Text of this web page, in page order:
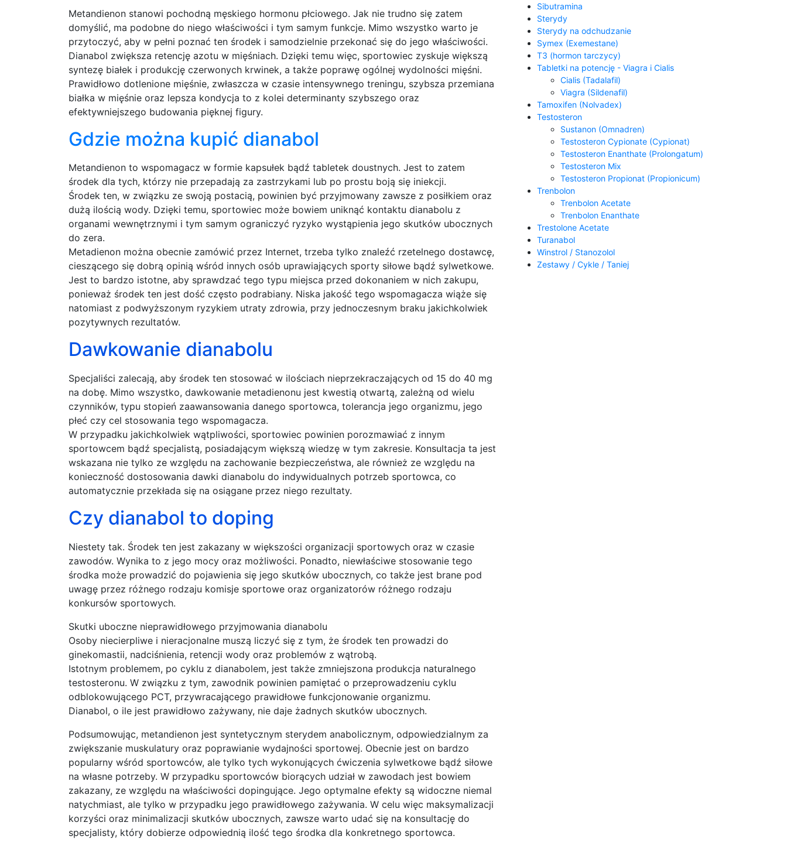
Metandienon stanowi pochodną męskiego hormonu płciowego. Jak nie trudno się zatem
domyślić, ma podobne do niego właściwości i tym samym funkcje. Mimo wszystko warto je
przytoczyć, aby w pełni poznać ten środek i samodzielnie przekonać się do jego właściwości.
Dianabol zwiększa retencję azotu w mięśniach. Dzięki temu więc, sportowiec zyskuje większą
syntezę białek i produkcję czerwonych krwinek, a także poprawę ogólnej wydolności mięśni.
Prawidłowo dotlenione mięśnie, zwłaszcza w czasie intensywnego treningu, szybsza przemiana
białka w mięśnie oraz lepsza kondycja to z kolei determinanty szybszego oraz
efektywniejszego budowania pięknej figury.
Gdzie można kupić dianabol
Metandienon to wspomagacz w formie kapsułek bądź tabletek doustnych. Jest to zatem
środek dla tych, którzy nie przepadają za zastrzykami lub po prostu boją się iniekcji.
Środek ten, w związku ze swoją postacią, powinien być przyjmowany zawsze z posiłkiem oraz
dużą ilością wody. Dzięki temu, sportowiec może bowiem uniknąć kontaktu dianabolu z
organami wewnętrznymi i tym samym ograniczyć ryzyko wystąpienia jego skutków ubocznych
do zera.
Metadienon można obecnie zamówić przez Internet, trzeba tylko znaleźć rzetelnego dostawcę,
cieszącego się dobrą opinią wśród innych osób uprawiających sporty siłowe bądź sylwetkowe.
Jest to bardzo istotne, aby sprawdzać tego typu miejsca przed dokonaniem w nich zakupu,
ponieważ środek ten jest dość często podrabiany. Niska jakość tego wspomagacza wiąże się
natomiast z podwyższonym ryzykiem utraty zdrowia, przy jednoczesnym braku jakichkolwiek
pozytywnych rezultatów.
Dawkowanie dianabolu
Specjaliści zalecają, aby środek ten stosować w ilościach nieprzekraczających od 15 do 40 mg
na dobę. Mimo wszystko, dawkowanie metadienonu jest kwestią otwartą, zależną od wielu
czynników, typu stopień zaawansowania danego sportowca, tolerancja jego organizmu, jego
płeć czy cel stosowania tego wspomagacza.
W przypadku jakichkolwiek wątpliwości, sportowiec powinien porozmawiać z innym
sportowcem bądź specjalistą, posiadającym większą wiedzę w tym zakresie. Konsultacja ta jest
wskazana nie tylko ze względu na zachowanie bezpieczeństwa, ale również ze względu na
konieczność dostosowania dawki dianabolu do indywidualnych potrzeb sportowca, co
automatycznie przekłada się na osiągane przez niego rezultaty.
Czy dianabol to doping
Niestety tak. Środek ten jest zakazany w większości organizacji sportowych oraz w czasie
zawodów. Wynika to z jego mocy oraz możliwości. Ponadto, niewłaściwe stosowanie tego
środka może prowadzić do pojawienia się jego skutków ubocznych, co także jest brane pod
uwagę przez różnego rodzaju komisje sportowe oraz organizatorów różnego rodzaju
konkursów sportowych.
Skutki uboczne nieprawidłowego przyjmowania dianabolu
Osoby niecierpliwe i nieracjonalne muszą liczyć się z tym, że środek ten prowadzi do
ginekomastii, nadciśnienia, retencji wody oraz problemów z wątrobą.
Istotnym problemem, po cyklu z dianabolem, jest także zmniejszona produkcja naturalnego
testosteronu. W związku z tym, zawodnik powinien pamiętać o przeprowadzeniu cyklu
odblokowującego PCT, przywracającego prawidłowe funkcjonowanie organizmu.
Dianabol, o ile jest prawidłowo zażywany, nie daje żadnych skutków ubocznych.
Podsumowując, metandienon jest syntetycznym sterydem anabolicznym, odpowiedzialnym za
zwiększanie muskulatury oraz poprawianie wydajności sportowej. Obecnie jest on bardzo
popularny wśród sportowców, ale tylko tych wykonujących ćwiczenia sylwetkowe bądź siłowe
na własne potrzeby. W przypadku sportowców biorących udział w zawodach jest bowiem
zakazany, ze względu na właściwości dopingujące. Jego optymalne efekty są widoczne niemal
natychmiast, ale tylko w przypadku jego prawidłowego zażywania. W celu więc maksymalizacji
korzyści oraz minimalizacji skutków ubocznych, zawsze warto udać się na konsultację do
specjalisty, który dobierze odpowiednią ilość tego środka dla konkretnego sportowca.
Sibutramina
Sterydy
Sterydy na odchudzanie
Symex (Exemestane)
T3 (hormon tarczycy)
Tabletki na potencję - Viagra i Cialis
Cialis (Tadalafil)
Viagra (Sildenafil)
Tamoxifen (Nolvadex)
Testosteron
Sustanon (Omnadren)
Testosteron Cypionate (Cypionat)
Testosteron Enanthate (Prolongatum)
Testosteron Mix
Testosteron Propionat (Propionicum)
Trenbolon
Trenbolon Acetate
Trenbolon Enanthate
Trestolone Acetate
Turanabol
Winstrol / Stanozolol
Zestawy / Cykle / Taniej